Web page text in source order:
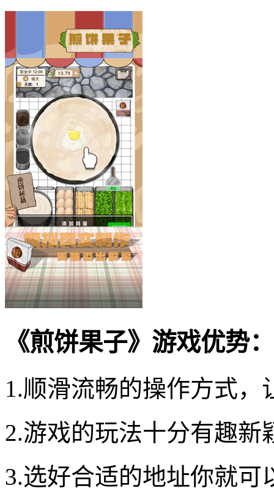
《煎饼果子》游戏优势：
1.顺滑流畅的操作方式
2.游戏的玩法十分有趣新
3.选好合适的地址你就可